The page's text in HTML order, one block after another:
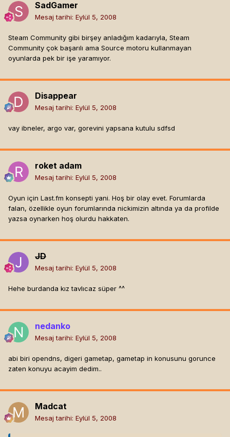
SadGamer
Mesaj tarihi: Eylül 5, 2008
Steam Community gibi birşey anladığım kadarıyla, Steam
Community çok başarılı ama Source motoru kullanmayan
oyunlarda pek bir işe yaramıyor.
Disappear
Mesaj tarihi: Eylül 5, 2008
vay ibneler, argo var, gorevini yapsana kutulu sdfsd
roket adam
Mesaj tarihi: Eylül 5, 2008
Oyun için Last.fm konsepti yani. Hoş bir olay evet. Forumlarda
falan, özellikle oyun forumlarında nickimizin altında ya da profilde
yazsa oynarken hoş olurdu hakkaten.
JD
Mesaj tarihi: Eylül 5, 2008
Hehe burdanda kız tavlıcaz süper ^^
nedanko
Mesaj tarihi: Eylül 5, 2008
abi biri opendns, digeri gametap, gametap in konusunu gorunce
zaten konuyu acayim dedim..
Madcat
Mesaj tarihi: Eylül 5, 2008